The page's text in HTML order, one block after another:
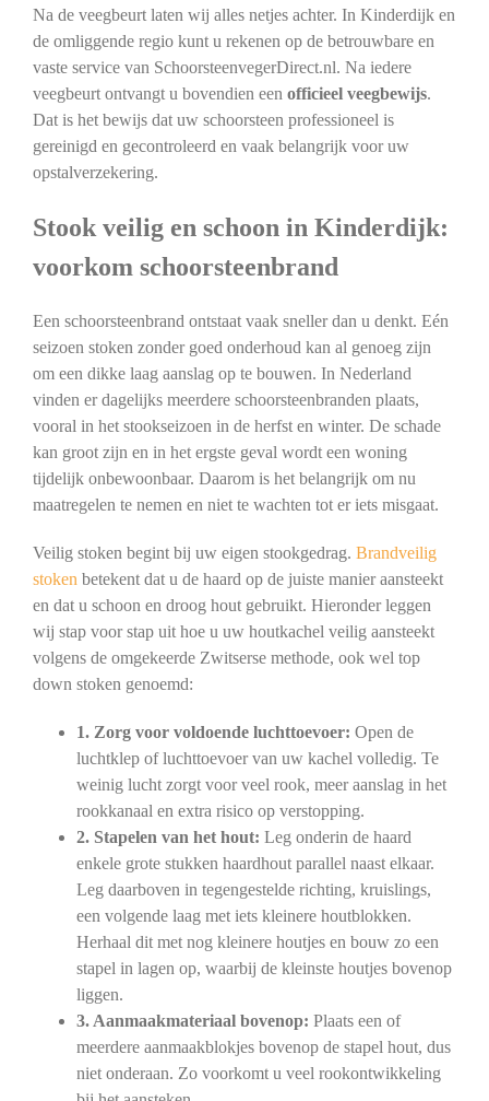
Na de veegbeurt laten wij alles netjes achter. In Kinderdijk en
de omliggende regio kunt u rekenen op de betrouwbare en
vaste service van SchoorsteenvegerDirect.nl. Na iedere
veegbeurt ontvangt u bovendien een officieel veegbewijs.
Dat is het bewijs dat uw schoorsteen professioneel is
gereinigd en gecontroleerd en vaak belangrijk voor uw
opstalverzekering.
Stook veilig en schoon in Kinderdijk:
voorkom schoorsteenbrand
Een schoorsteenbrand ontstaat vaak sneller dan u denkt. Eén
seizoen stoken zonder goed onderhoud kan al genoeg zijn
om een dikke laag aanslag op te bouwen. In Nederland
vinden er dagelijks meerdere schoorsteenbranden plaats,
vooral in het stookseizoen in de herfst en winter. De schade
kan groot zijn en in het ergste geval wordt een woning
tijdelijk onbewoonbaar. Daarom is het belangrijk om nu
maatregelen te nemen en niet te wachten tot er iets misgaat.
Veilig stoken begint bij uw eigen stookgedrag. Brandveilig
stoken betekent dat u de haard op de juiste manier aansteekt
en dat u schoon en droog hout gebruikt. Hieronder leggen
wij stap voor stap uit hoe u uw houtkachel veilig aansteekt
volgens de omgekeerde Zwitserse methode, ook wel top
down stoken genoemd:
1. Zorg voor voldoende luchttoevoer: Open de
luchtklep of luchttoevoer van uw kachel volledig. Te
weinig lucht zorgt voor veel rook, meer aanslag in het
rookkanaal en extra risico op verstopping.
2. Stapelen van het hout: Leg onderin de haard
enkele grote stukken haardhout parallel naast elkaar.
Leg daarboven in tegengestelde richting, kruislings,
een volgende laag met iets kleinere houtblokken.
Herhaal dit met nog kleinere houtjes en bouw zo een
stapel in lagen op, waarbij de kleinste houtjes bovenop
liggen.
3. Aanmaakmateriaal bovenop: Plaats een of
meerdere aanmaakblokjes bovenop de stapel hout, dus
niet onderaan. Zo voorkomt u veel rookontwikkeling